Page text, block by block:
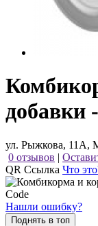
добавки
ул. Рыжкова, 11А,
0 отзывов |
QR Ссылка Что
Нашли ошибку?
Поднять в топ